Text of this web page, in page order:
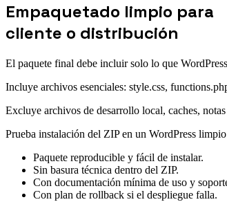
Empaquetado limpio para
cliente o distribución
El paquete final debe incluir solo lo que
Incluye archivos esenciales: style.css,
Excluye archivos de desarrollo local, caches,
Prueba instalación del ZIP en un WordPress
Paquete reproducible y fácil de instalar.
Sin basura técnica dentro del ZIP.
Con documentación mínima de uso y
Con plan de rollback si el despliegue falla.